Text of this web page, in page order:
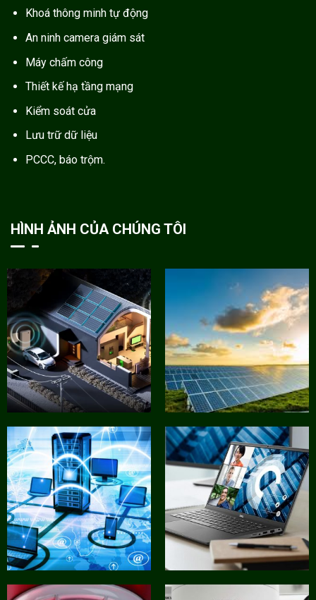
Khoá thông minh tự động
An ninh camera giám sát
Máy chấm công
Thiết kế hạ tầng mạng
Kiểm soát cửa
Lưu trữ dữ liệu
PCCC, báo trộm.
HÌNH ẢNH CỦA CHÚNG TÔI